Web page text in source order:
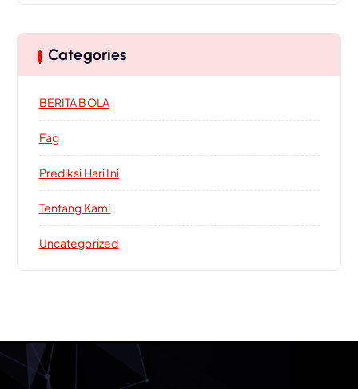
Categories
BERITA BOLA
Fag
Prediksi Hari Ini
Tentang Kami
Uncategorized